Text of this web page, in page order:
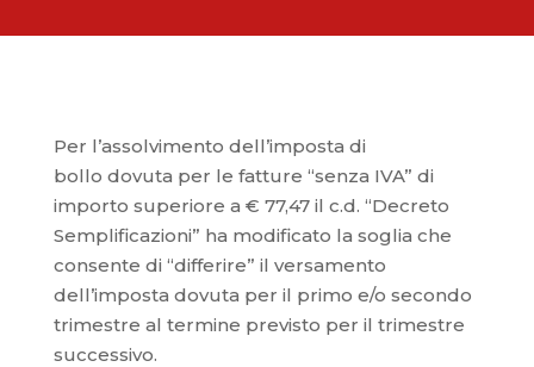
Per l’assolvimento dell’imposta di
bollo dovuta per le fatture “senza IVA” di
importo superiore a € 77,47 il c.d. “Decreto
Semplificazioni” ha modificato la soglia che
consente di “differire” il versamento
dell’imposta dovuta per il primo e/o secondo
trimestre al termine previsto per il trimestre
successivo.